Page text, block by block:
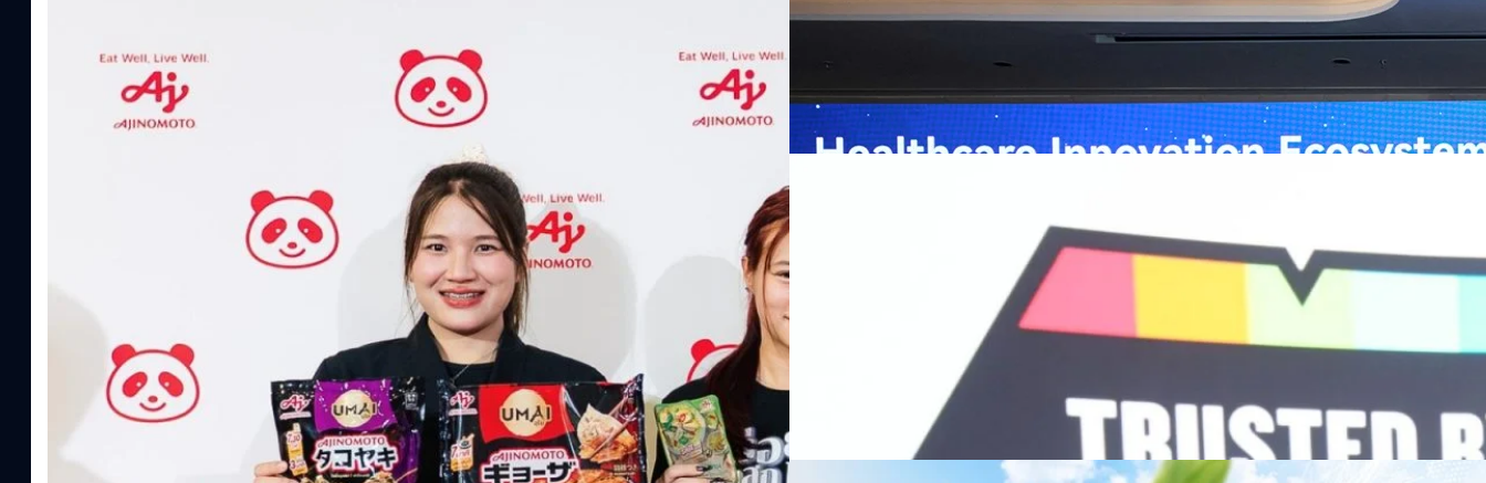
บริษัท อายิโนะโมะโต๊ะ (ประเทศไทย) จำกัด จัดงาน The Heartbeat by “AminoScience” ร่วมเปิดเผย
แนวคิดการดำเนินธุรกิจและการพัฒนาผลิตภัณฑ์ที่ขับเคลื่อนด้วยเทคโนโลยีทางอาหาร และข้อมูลพฤติกรรม
ผู้บริโภค ท่ามกลางการเติบโตของตลาด Health & Wellness ในประเทศไทย ซึ่งมีมูลค่ามากกว่า 1.5 ล้านล้าน
บาท หรือคิดเป็นสัดส่วนราว 8% ของผลิตภัณฑ์มวลรวมในประเทศ (GDP) กลุ่มธุรกิจเทคโนโลยีและองค์
ความรู้หลักรูปแบบผลิตภัณฑ์ / โซลูชันกลุ่มเป้าหมายหลักNutrition & Well-beingAminoScience (การใช้
ประโยชน์จากกรดอะมิโน)aminoVITAL, AminoNITE,
พันธมิตรด้านเทคโนโลยีจากไทยและจีน ร่วมขับเคลื่อนอนาคตของระบบสาธารณสุขไทยด้วยนวัตกรรมและ
ปัญญาประดิษฐ์ (AI) พร้อมประกาศความร่วมมือครั้งสำคัญเพื่อยกระดับ Healthcare Ecosystem ของ
ประเทศอย่างเป็นทางการ นายปีเตอร์ จาง ประธานกลุ่มธุรกิจการศึกษาและสาธารณสุขต่างประเทศ บริษัท หัว
เว่ย เทคโนโลยี่ จำกัด ได้กล่าวถึงความมุ่งมั่นของหัวเว่ยในการสนับสนุนการเปลี่ยนผ่านสู่ยุคดิจิทัลของระบบ
สาธารณสุขไทย และบทบาทของเทคโนโลยี AI ในการยกระดับคุณภาพการให้บริการทางการแพทย์ให้เข้าถึง
ประชาชนได้อย่างทั่วถึงมากขึ้น ภายใต้แนวคิด “AI for Health, Health for All” “วันนี้ปัญญาประดิษฐ์กำลังเข้า
มาเปลี่ยนแปลงอุตสาหกรรมสาธารณสุขอย่างรวดเร็ว หัวเว่ยมีประสบการณ์ตรงจากการพัฒนาแพลตฟอร์ม
หลายแห่งในจีน เราเชื่อมั่นว่าความร่วมมือระหว่างหัวเว่ยกับพันธมิตรไทยในวันนี้จะช่วยผลักดันวิสัยทัศน์…
Read More
Recurring Revenue เร่งเครื่อง New Growth Engine พร้อมจ่ายปันผล 0.10
บริษัท ซินเน็ค (ประเทศไทย) จำกัด (มหาชน) หรือ SYNNEX โชว์ผลการดำเนินงานแข็งแกร่ง กำไรสุทธิ
ไตรมาส 2 และงวด 6 เดือนแรกของปี 2569 เติบโต 17.8% และ 17.7% จากช่วงเดียวกันของปีก่อน สูงกว่าการ
เติบโตของรายได้อย่างมีนัยสำคัญ พร้อมประกาศจ่ายเงินปันผลระหว่างกาล 0.10 บาทต่อหุ้น โดยกำหนดวันที่
ไม่ได้รับสิทธิปันผล (XD) วันที่ 19 สิงหาคม 2569 และกำหนดจ่ายเงินปันผลวันที่ 2 กันยายน 2569 นางสาวสุ
ธิดา มงคลสุธี ประธานเจ้าหน้าที่บริหาร บริษัท ซินเน็ค (ประเทศไทย) จำกัด (มหาชน) เปิดเผยว่า ในช่วงครึ่งปี
แรกบริษัทเดินหน้าขับเคลื่อน Business Transformation อย่างต่อเนื่อง ผ่านการยกระดับจากผู้จัดจำหน่าย
สินค้าไอที สู่การเป็น Digital Infrastructure Platform เพื่อรองรับการเติบโตของเศรษฐกิจ AI โดยมุ่งเพิ่ม
สัดส่วนธุรกิจที่มีมูลค่าเพิ่ม ควบคู่กับการขยายเครือข่ายพันธมิตรเทคโนโลยีระดับโลก…
| 1 days ago